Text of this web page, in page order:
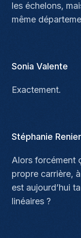
les échelons,
même
Sonia Valente
Exactement.
Stéphanie
Alors forcément
propre carrière,
est aujourd’hui
linéaires ?